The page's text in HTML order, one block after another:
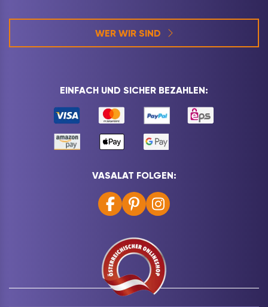
WER WIR SIND
EINFACH UND SICHER BEZAHLEN:
VASALAT FOLGEN: